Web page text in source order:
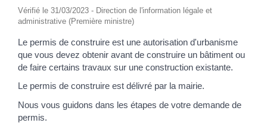
Vérifié le 31/03/2023 - Direction de l'information légale et
administrative (Première ministre)
Le permis de construire est une autorisation d'urbanisme
que vous devez obtenir avant de construire un bâtiment ou
de faire certains travaux sur une construction existante.
Le permis de construire est délivré par la mairie.
Nous vous guidons dans les étapes de votre demande de
permis.